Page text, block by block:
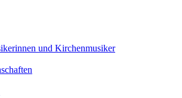
und Kirchenmusiker